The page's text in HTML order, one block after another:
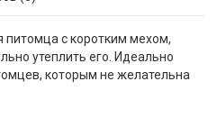
питомца с коротким мехом,
утеплить его. Идеально
которым не желательна